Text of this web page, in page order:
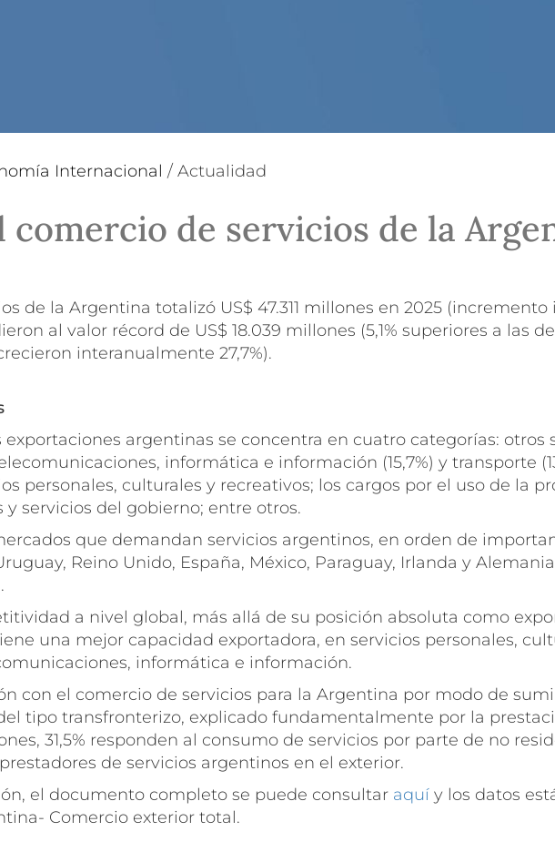
Internacional / Actualidad
comercio de servicios de la
de la Argentina totalizó US$ 47.311 millones en 2025 (incremento
al valor récord de US$ 18.039 millones (5,1% superiores a las
interanualmente 27,7%).
argentinas se concentra en cuatro categorías: otros
informática e información (15,7%) y transporte
personales, culturales y recreativos; los cargos por el uso de la
y servicios del gobierno; entre otros.
que demandan servicios argentinos, en orden de
Reino Unido, España, México, Paraguay, Irlanda y
a nivel global, más allá de su posición absoluta como
una mejor capacidad exportadora, en servicios personales,
informática e información.
con el comercio de servicios para la Argentina por modo de
tipo transfronterizo, explicado fundamentalmente por la
31,5% responden al consumo de servicios por parte de no
de servicios argentinos en el exterior.
el documento completo se puede consultar aquí y los datos
Comercio exterior total.